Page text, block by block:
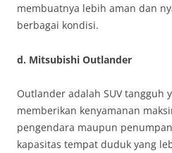
membuatnya lebih aman dan
berbagai kondisi.
d. Mitsubishi Outlander
Outlander adalah SUV tangguh
memberikan kenyamanan
pengendara maupun
kapasitas tempat duduk yang